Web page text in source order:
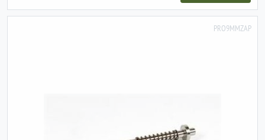
PRO9MMZAP